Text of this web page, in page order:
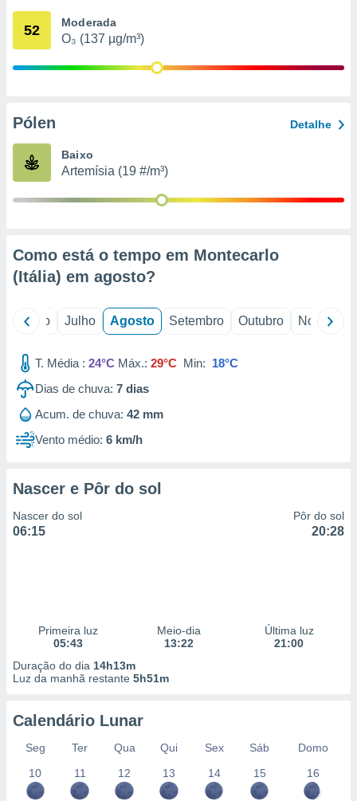
através
estudos
1199
52 Moderada
O₃ (137 µg/m³)
Pólen Detalhe
Baixo
Artemísia (19 #/m³)
Como está o tempo em Montecarlo
(Itália) em agosto?
Junho Julho Agosto Setembro Outubro Novembro
T. Média : 24°C Máx.: 29°C Min: 18°C
Dias de chuva: 7 dias
Acum. de chuva: 42 mm
Vento médio: 6 km/h
Nascer e Pôr do sol
Nascer do sol
06:15
Pôr do sol
20:28
Primeira luz
05:43
Meio-dia
13:22
Última luz
21:00
Duração do dia 14h13m
Luz da manhã restante 5h51m
Calendário Lunar
Seg Ter Qua Qui Sex Sáb
Domo
10
11 12 13 14 15 16